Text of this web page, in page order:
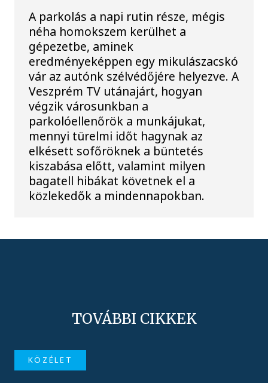
A parkolás a napi rutin része, mégis
néha homokszem kerülhet a
gépezetbe, aminek
eredményeképpen egy mikulászacskó
vár az autónk szélvédőjére helyezve. A
Veszprém TV utánajárt, hogyan
végzik városunkban a
parkolóellenőrök a munkájukat,
mennyi türelmi időt hagynak az
elkésett sofőröknek a büntetés
kiszabása előtt, valamint milyen
bagatell hibákat követnek el a
közlekedők a mindennapokban.
TOVÁBBI CIKKEK
KÖZÉLET